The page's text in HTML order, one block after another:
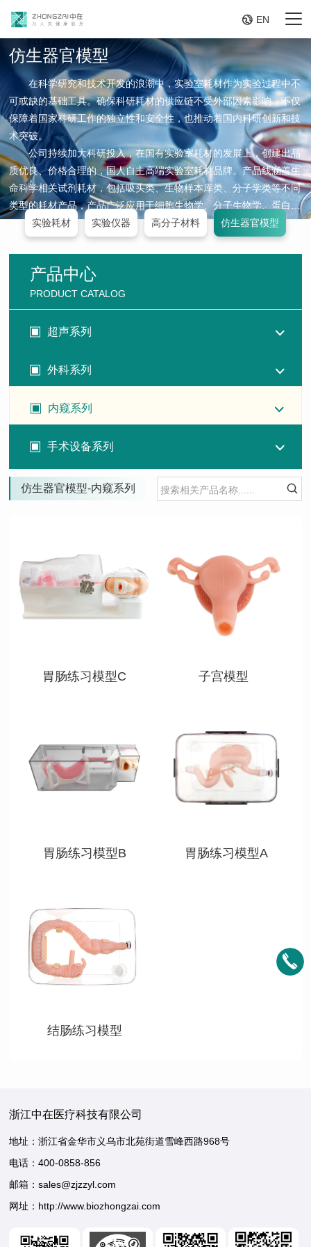
 EN
仿生器官模型
在科学研究和技术开发的浪潮中，实验室耗材作为实验过程中不
可或缺的基础工具。确保科研耗材的供应链不受外部因素影响，不仅
保障着国家科研工作的独立性和安全性，也推动着国内科研创新和技
术突破。
公司持续加大科研投入，在国有实验室耗材的发展上，创建出品
质优良、价格合理的，国人自主高端实验室耗材品牌。产品线涵盖生
命科学相关试剂耗材，包括吸头类、生物样本库类、分子学类等不同
类型的耗材产品，产品广泛应用于细胞生物学、分子生物学、蛋白组
学、生物化学等学科,为国内各高等院校、研究机构和相关企事业单
位提供配套产品。产品以其优良的品质受到广大客户的一致认可。
实验耗材 实验仪器 高分子材料 仿生器官模型
产品中心
PRODUCT CATALOG
超声系列
外科系列
内窥系列
手术设备系列
仿生器官模型-内窥系列 
查看详情
胃肠练习模型C
查看详情
子宫模型
查看详情
胃肠练习模型B
查看详情
胃肠练习模型A
查看详情
结肠练习模型
浙江中在医疗科技有限公司
地址：浙江省金华市义乌市北苑街道雪峰西路968号
电话：400-0858-856
邮箱：sales@zjzzyl.com
网址：http://www.biozhongzai.com